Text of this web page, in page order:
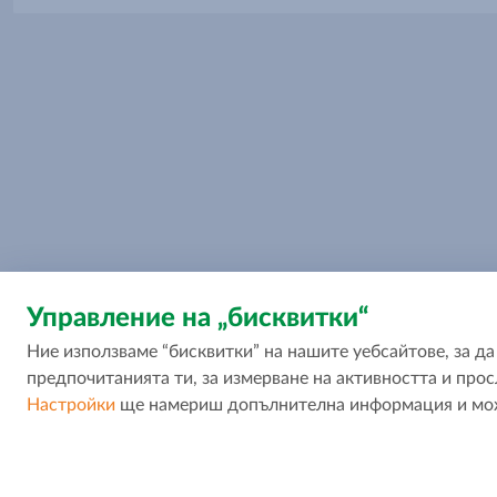
Управление на „бисквитки“
Ние използваме “бисквитки” на нашите уебсайтове,
предпочитанията ти, за измерване на активността и
Настройки ще намериш допълнителна информация и